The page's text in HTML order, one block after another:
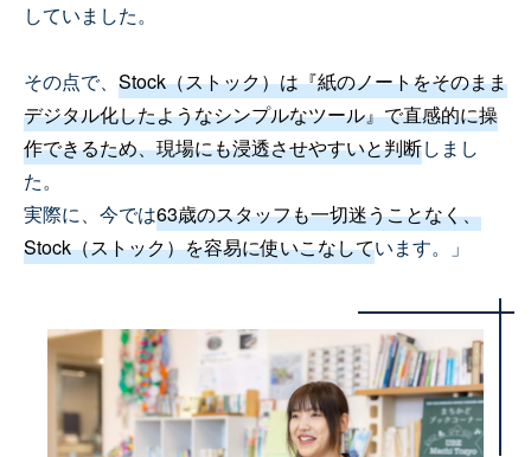
していました。
その点で、 Stock（ストック）は『紙のノートをそのまま
デジタル化したようなシンプルなツール』で直感的に操
作できるため、現場にも浸透させやすいと判断しまし
た。
実際に、今では63歳のスタッフも一切迷うことなく、
Stock（ストック）を容易に使いこなしています。」